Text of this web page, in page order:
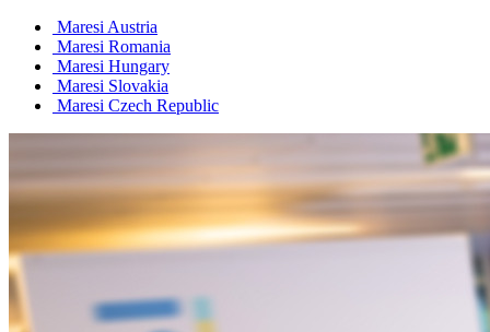
Maresi Austria
Maresi Romania
Maresi Hungary
Maresi Slovakia
Maresi Czech Republic